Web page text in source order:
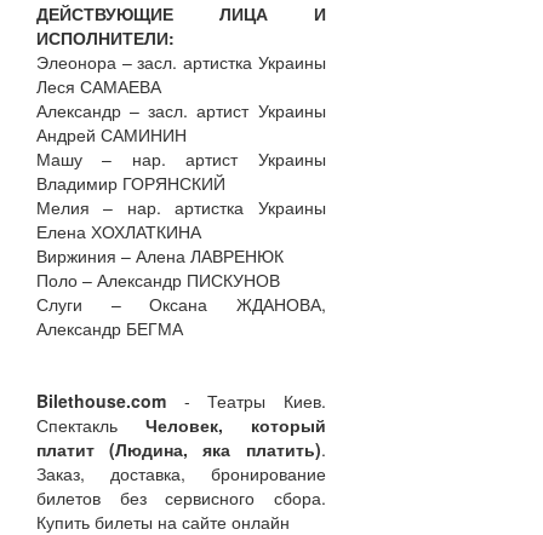
ДЕЙСТВУЮЩИЕ ЛИЦА И
ИСПОЛНИТЕЛИ:
Элеонора – засл. артистка Украины
Леся САМАЕВА
Александр – засл. артист Украины
Андрей САМИНИН
Машу – нар. артист Украины
Владимир ГОРЯНСКИЙ
Мелия – нар. артистка Украины
Елена ХОХЛАТКИНА
Виржиния – Алена ЛАВРЕНЮК
Поло – Александр ПИСКУНОВ
Слуги – Оксана ЖДАНОВА,
Александр БЕГМА
Bilethouse.com - Театры Киев.
Спектакль Человек, который
платит (Людина, яка платить).
Заказ, доставка, бронирование
билетов без сервисного сбора.
Купить билеты на сайте онлайн